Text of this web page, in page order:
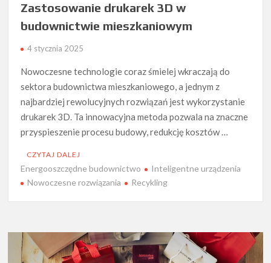
Zastosowanie drukarek 3D w
budownictwie mieszkaniowym
4 stycznia 2025
Nowoczesne technologie coraz śmielej wkraczają do
sektora budownictwa mieszkaniowego, a jednym z
najbardziej rewolucyjnych rozwiązań jest wykorzystanie
drukarek 3D. Ta innowacyjna metoda pozwala na znaczne
przyspieszenie procesu budowy, redukcję kosztów …
CZYTAJ DALEJ
Energooszczędne budownictwo
Inteligentne urządzenia
Nowoczesne rozwiązania
Recykling